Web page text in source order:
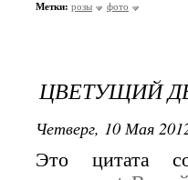
Метки: розы фото
ЦВЕТУЩИЙ
Четверг, 10 Мая
Это цитата